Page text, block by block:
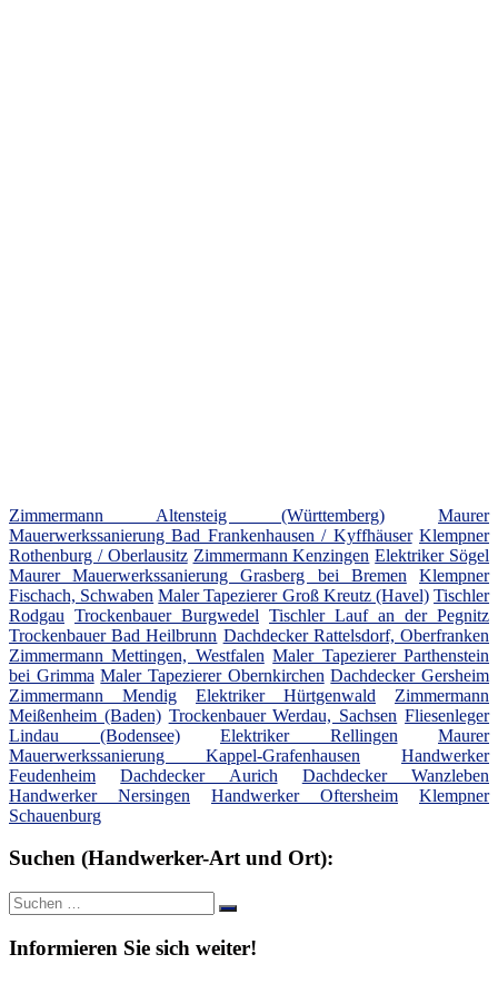
Zimmermann Altensteig (Württemberg)
Maurer
Mauerwerkssanierung Bad Frankenhausen / Kyffhäuser Klempner
Rothenburg / Oberlausitz Zimmermann Kenzingen Elektriker Sögel
Maurer Mauerwerkssanierung Grasberg bei Bremen
Klempner
Fischach, Schwaben Maler Tapezierer Groß Kreutz (Havel) Tischler
Rodgau Trockenbauer Burgwedel Tischler Lauf an der Pegnitz
Trockenbauer Bad Heilbrunn Dachdecker Rattelsdorf, Oberfranken
Zimmermann Mettingen, Westfalen Maler Tapezierer Parthenstein
bei Grimma Maler Tapezierer Obernkirchen Dachdecker Gersheim
Zimmermann Mendig
Elektriker Hürtgenwald
Zimmermann
Meißenheim (Baden) Trockenbauer Werdau, Sachsen Fliesenleger
Lindau (Bodensee)
Elektriker Rellingen
Maurer
Mauerwerkssanierung Kappel-Grafenhausen
Handwerker
Feudenheim
Dachdecker Aurich
Dachdecker Wanzleben
Handwerker Nersingen
Handwerker Oftersheim
Klempner
Schauenburg
Suchen (Handwerker-Art und Ort):
Suche
nach:
Suchen
Informieren Sie sich weiter!